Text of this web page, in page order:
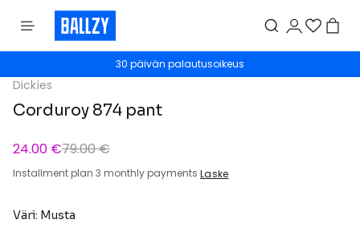
30 päivän palautusoikeus
Dickies
Corduroy 874 pant
24.00 €79.00 €
Installment plan 3 monthly payments Laske
Väri: Musta